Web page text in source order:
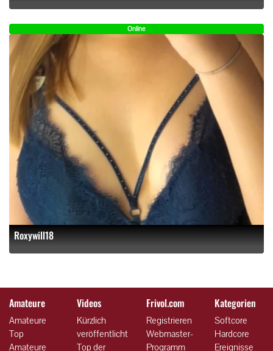
Online
Roxywill18
Amateure
Amateure
Top
Amateure
Videos
Kürzlich
veröffentlicht
Top der
Frivol.com
Registrieren
Webmaster-
Programm
Kategorien
Softcore
Hardcore
Ereignisse